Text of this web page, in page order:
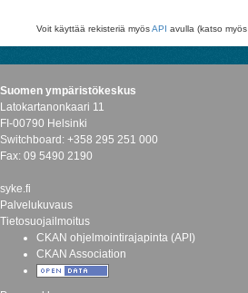
Voit käyttää rekisteriä myösAPI avulla (katso myös
Suomen ympäristökeskus
Latokartanonkaari 11
FI-00790 Helsinki
Switchboard: +358 295 251 000
Fax: 09 5490 2190
syke.fi
Palvelukuvaus
Tietosuojailmoitus
CKAN ohjelmointirajapinta (API)
CKAN Association